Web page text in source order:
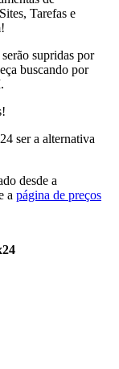
Tarefas e
supridas por
buscando por
ser a alternativa
desde a
a página de preços